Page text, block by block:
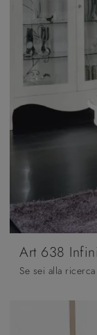
Art 638